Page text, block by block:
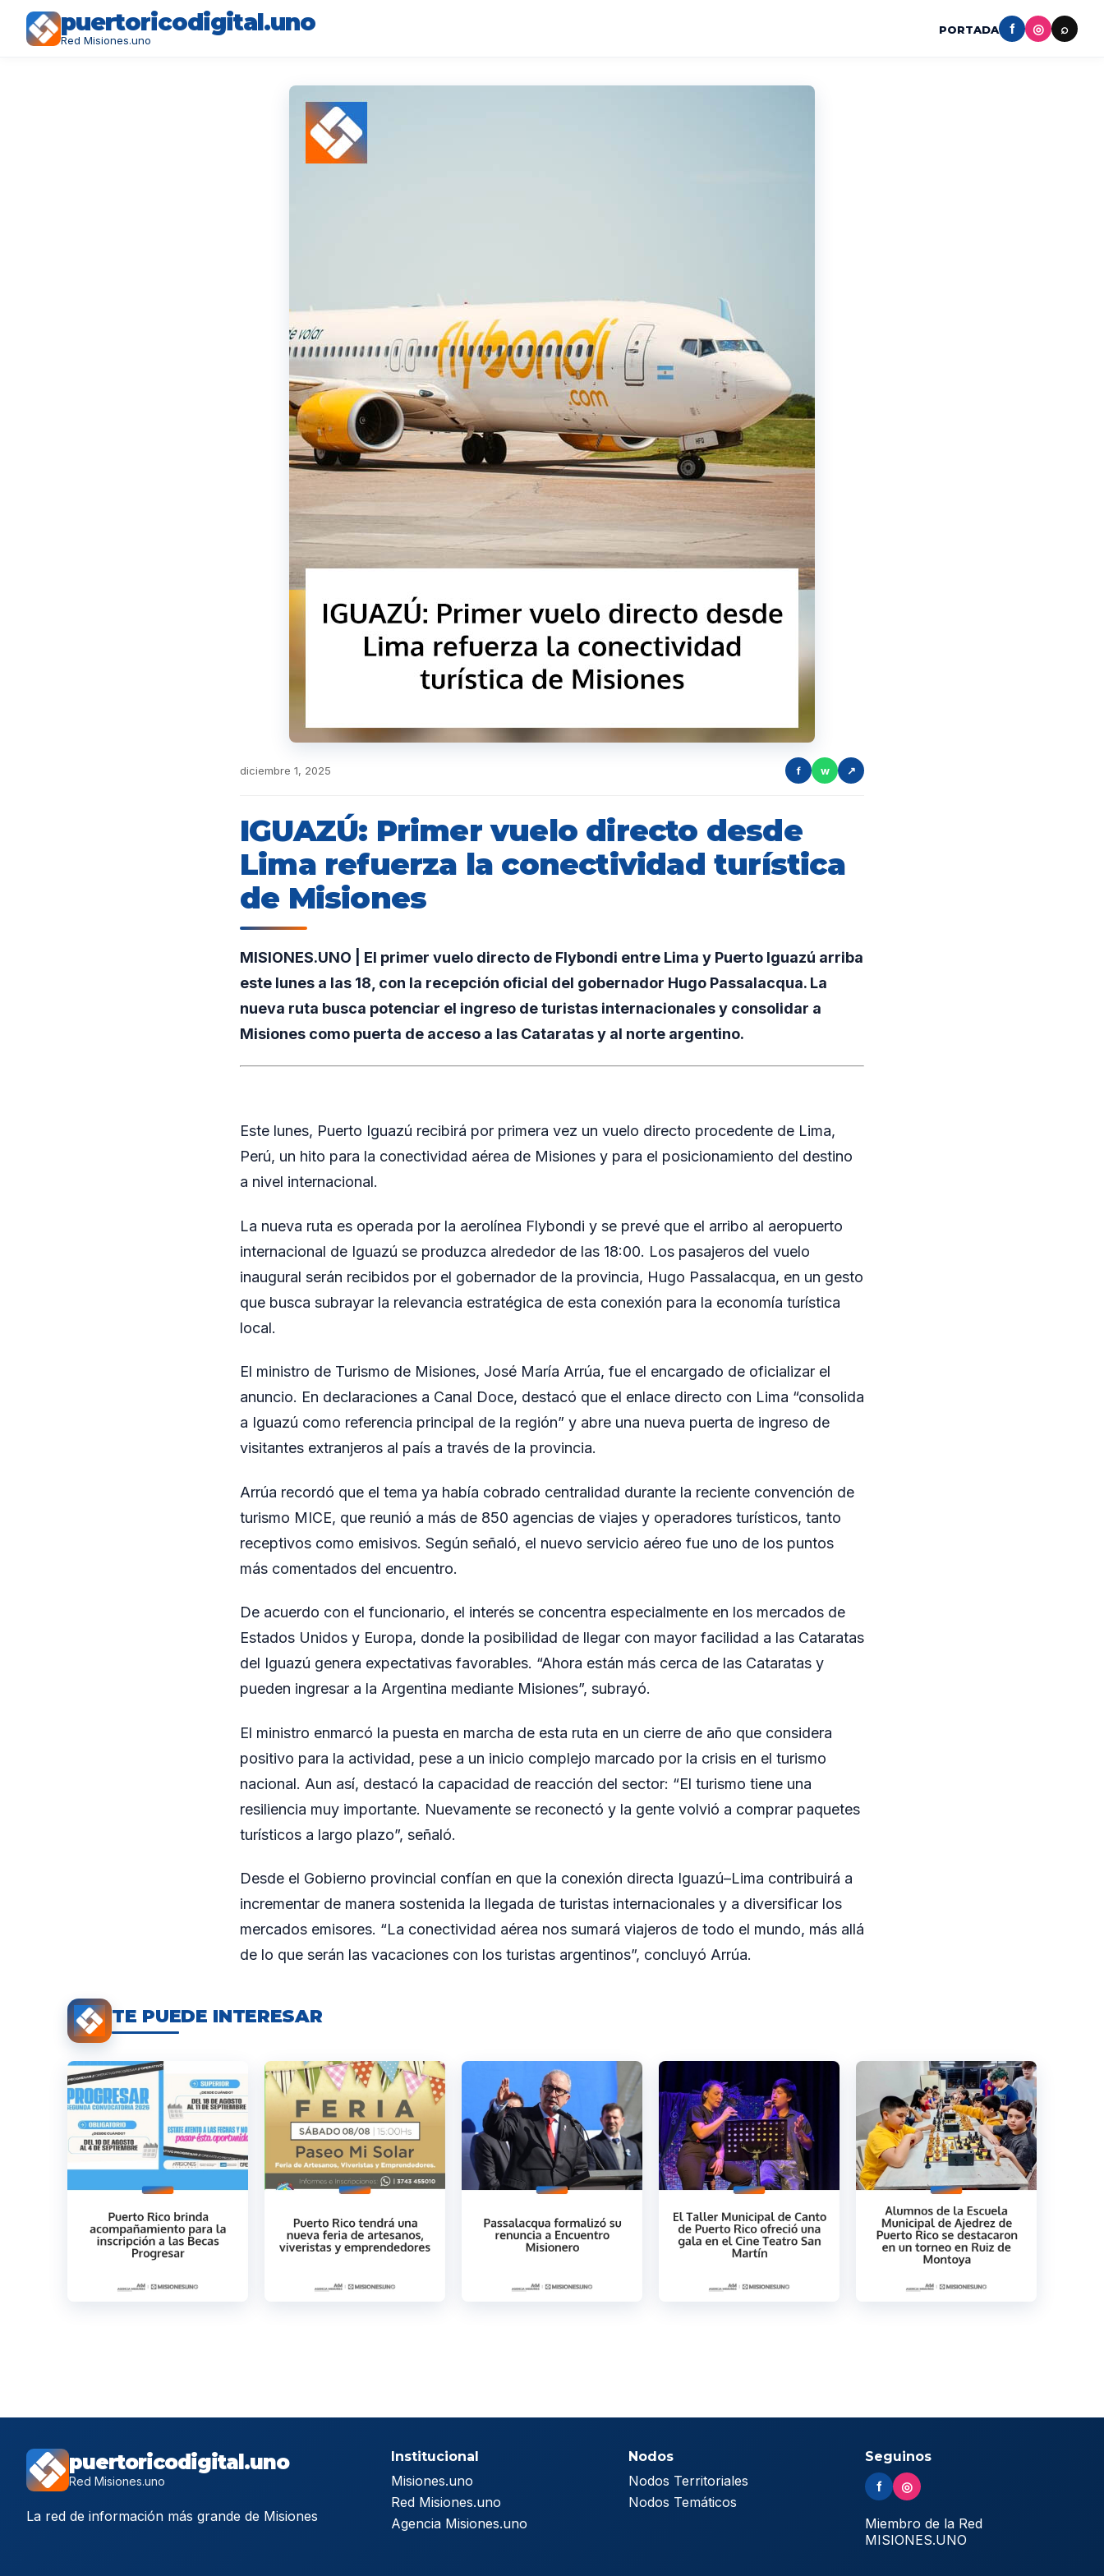
puertoricodigital.uno
Red Misiones.uno
PORTADA f ◎ ⌕
diciembre 1, 2025 f w ↗
IGUAZÚ: Primer vuelo directo desde
Lima refuerza la conectividad turística
de Misiones
MISIONES.UNO | El primer vuelo directo de Flybondi entre Lima y Puerto Iguazú arriba
este lunes a las 18, con la recepción oficial del gobernador Hugo Passalacqua. La
nueva ruta busca potenciar el ingreso de turistas internacionales y consolidar a
Misiones como puerta de acceso a las Cataratas y al norte argentino.
Este lunes, Puerto Iguazú recibirá por primera vez un vuelo directo procedente de Lima,
Perú, un hito para la conectividad aérea de Misiones y para el posicionamiento del destino
a nivel internacional.
La nueva ruta es operada por la aerolínea Flybondi y se prevé que el arribo al aeropuerto
internacional de Iguazú se produzca alrededor de las 18:00. Los pasajeros del vuelo
inaugural serán recibidos por el gobernador de la provincia, Hugo Passalacqua, en un gesto
que busca subrayar la relevancia estratégica de esta conexión para la economía turística
local.
El ministro de Turismo de Misiones, José María Arrúa, fue el encargado de oficializar el
anuncio. En declaraciones a Canal Doce, destacó que el enlace directo con Lima “consolida
a Iguazú como referencia principal de la región” y abre una nueva puerta de ingreso de
visitantes extranjeros al país a través de la provincia.
Arrúa recordó que el tema ya había cobrado centralidad durante la reciente convención de
turismo MICE, que reunió a más de 850 agencias de viajes y operadores turísticos, tanto
receptivos como emisivos. Según señaló, el nuevo servicio aéreo fue uno de los puntos
más comentados del encuentro.
De acuerdo con el funcionario, el interés se concentra especialmente en los mercados de
Estados Unidos y Europa, donde la posibilidad de llegar con mayor facilidad a las Cataratas
del Iguazú genera expectativas favorables. “Ahora están más cerca de las Cataratas y
pueden ingresar a la Argentina mediante Misiones”, subrayó.
El ministro enmarcó la puesta en marcha de esta ruta en un cierre de año que considera
positivo para la actividad, pese a un inicio complejo marcado por la crisis en el turismo
nacional. Aun así, destacó la capacidad de reacción del sector: “El turismo tiene una
resiliencia muy importante. Nuevamente se reconectó y la gente volvió a comprar paquetes
turísticos a largo plazo”, señaló.
Desde el Gobierno provincial confían en que la conexión directa Iguazú–Lima contribuirá a
incrementar de manera sostenida la llegada de turistas internacionales y a diversificar los
mercados emisores. “La conectividad aérea nos sumará viajeros de todo el mundo, más allá
de lo que serán las vacaciones con los turistas argentinos”, concluyó Arrúa.
TE PUEDE INTERESAR
puertoricodigital.uno
Red Misiones.uno
La red de información más grande de Misiones
Institucional
Misiones.uno
Red Misiones.uno
Agencia Misiones.uno
Nodos
Nodos Territoriales
Nodos Temáticos
Seguinos
f ◎
Miembro de la Red
MISIONES.UNO